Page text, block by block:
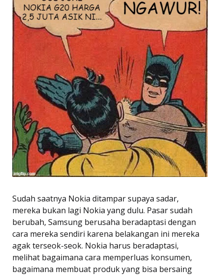
Sudah saatnya Nokia ditampar supaya sadar,
mereka bukan lagi Nokia yang dulu. Pasar sudah
berubah, Samsung berusaha beradaptasi dengan
cara mereka sendiri karena belakangan ini mereka
agak terseok-seok. Nokia harus beradaptasi,
melihat bagaimana cara memperluas konsumen,
bagaimana membuat produk yang bisa bersaing